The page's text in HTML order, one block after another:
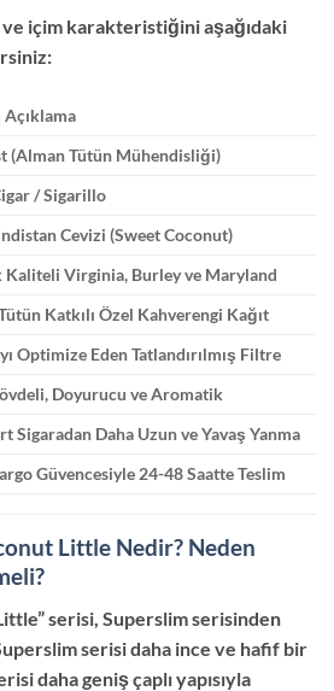
içim karakteristiğini aşağıdaki
Açıklama
(Alman Tütün Mühendisliği)
/ Sigarillo
Cevizi (Sweet Coconut)
Kaliteli Virginia, Burley ve Maryland
Katkılı Özel Kahverengi Kağıt
Optimize Eden Tatlandırılmış Filtre
Doyurucu ve Aromatik
Sigaradan Daha Uzun ve Yavaş Yanma
Güvencesiyle 24-48 Saatte Teslim
Little Nedir? Neden
serisi, Superslim serisinden
serisi daha ince ve hafif bir
daha geniş çaplı yapısıyla